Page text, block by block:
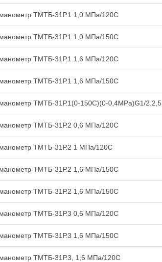
ТМТБ-31Р.1 1,0 МПа/120С
ТМТБ-31Р.1 1,0 МПа/150С
ТМТБ-31Р.1 1,6 МПа/120С
ТМТБ-31Р.1 1,6 МПа/150С
ТМТБ-31Р.1(0-150С)(0-0,4MPa)G1/2.2,5
ТМТБ-31Р.2 0,6 МПа/120С
ТМТБ-31Р.2 1 МПа/120С
ТМТБ-31Р.2 1,6 МПа/150С
ТМТБ-31Р.2 1,6 МПа/150С
ТМТБ-31Р.3 0,6 МПа/120С
ТМТБ-31Р.3 1,6 МПа/150С
ТМТБ-31Р.3, 1,6 МПа/120С